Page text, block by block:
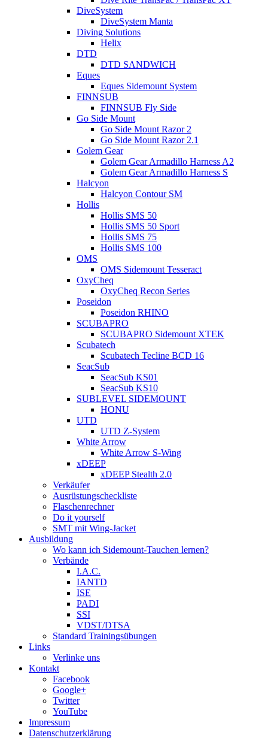
DiveSystem
DiveSystem Manta
Diving Solutions
Helix
DTD
DTD SANDWICH
Eques
Eques Sidemount System
FINNSUB
FINNSUB Fly Side
Go Side Mount
Go Side Mount Razor 2
Go Side Mount Razor 2.1
Golem Gear
Golem Gear Armadillo Harness A2
Golem Gear Armadillo Harness S
Halcyon
Halcyon Contour SM
Hollis
Hollis SMS 50
Hollis SMS 50 Sport
Hollis SMS 75
Hollis SMS 100
OMS
OMS Sidemount Tesseract
OxyCheq
OxyCheq Recon Series
Poseidon
Poseidon RHINO
SCUBAPRO
SCUBAPRO Sidemount XTEK
Scubatech
Scubatech Tecline BCD 16
SeacSub
SeacSub KS01
SeacSub KS10
SUBLEVEL SIDEMOUNT
HONU
UTD
UTD Z-System
White Arrow
White Arrow S-Wing
xDEEP
xDEEP Stealth 2.0
Verkäufer
Ausrüstungscheckliste
Flaschenrechner
Do it yourself
SMT mit Wing-Jacket
Ausbildung
Wo kann ich Sidemount-Tauchen lernen?
Verbände
I.A.C.
IANTD
ISE
PADI
SSI
VDST/DTSA
Standard Trainingsübungen
Links
Verlinke uns
Kontakt
Facebook
Google+
Twitter
YouTube
Impressum
Datenschutzerklärung